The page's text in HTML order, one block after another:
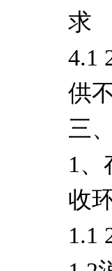
求
4.1
供
三
1
收
1.1